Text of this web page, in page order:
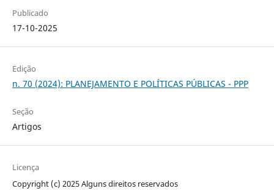
Publicado
17-10-2025
Edição
n. 70 (2024): PLANEJAMENTO E POLÍTICAS PÚBLICAS - PPP
Seção
Artigos
Licença
Copyright (c) 2025 Alguns direitos reservados